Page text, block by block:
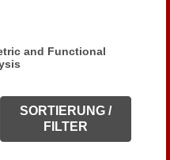
and Functional
SORTIERUNG /
FILTER